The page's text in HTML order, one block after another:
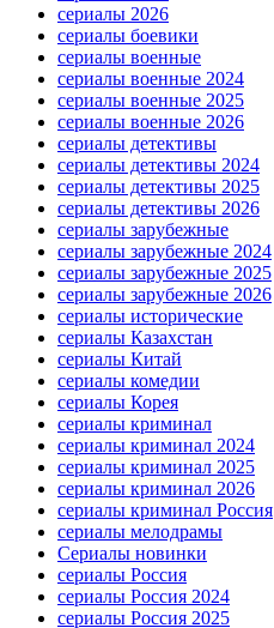
сериалы 2026
сериалы боевики
сериалы военные
сериалы военные 2024
сериалы военные 2025
сериалы военные 2026
сериалы детективы
сериалы детективы 2024
сериалы детективы 2025
сериалы детективы 2026
сериалы зарубежные
сериалы зарубежные 2024
сериалы зарубежные 2025
сериалы зарубежные 2026
сериалы исторические
сериалы Казахстан
сериалы Китай
сериалы комедии
сериалы Корея
сериалы криминал
сериалы криминал 2024
сериалы криминал 2025
сериалы криминал 2026
сериалы криминал Россия
сериалы мелодрамы
Сериалы новинки
сериалы Россия
сериалы Россия 2024
сериалы Россия 2025